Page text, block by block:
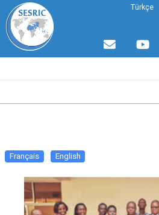
Türkçe
English
Français